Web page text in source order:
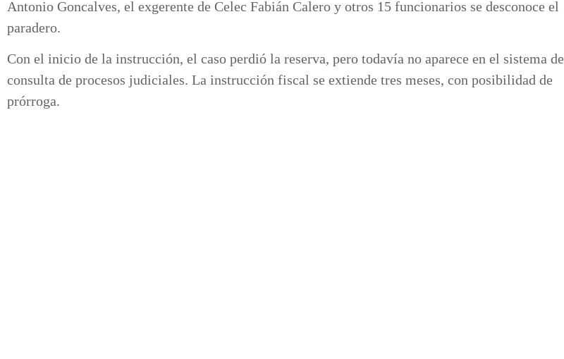
Antonio Goncalves, el exgerente de Celec Fabián Calero y otros 15 funcionarios se desconoce el
paradero.
Con el inicio de la instrucción, el caso perdió la reserva, pero todavía no aparece en el sistema de
consulta de procesos judiciales. La instrucción fiscal se extiende tres meses, con posibilidad de
prórroga.